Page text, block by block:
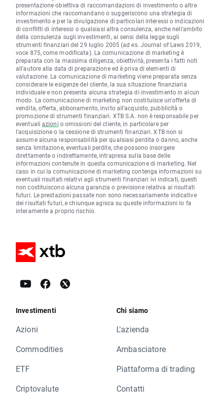
presentazione obiettiva di raccomandazioni di investimento o altre
informazioni che raccomandano o suggeriscono una strategia di
investimento e per la divulgazione di particolari interessi o indicazioni
di conflitti di interessi o qualsiasi altra consulenza, anche nell'ambito
della consulenza sugli investimenti, ai sensi della legge sugli
strumenti finanziari del 29 luglio 2005 (ad es. Journal of Laws 2019,
voce 875, come modificata). La comunicazione di marketing è
preparata con la massima diligenza, obiettività, presenta i fatti noti
all'autore alla data di preparazione ed è priva di elementi di
valutazione. La comunicazione di marketing viene preparata senza
considerare le esigenze del cliente, la sua situazione finanziaria
individuale e non presenta alcuna strategia di investimento in alcun
modo. La comunicazione di marketing non costituisce un'offerta di
vendita, offerta, abbonamento, invito all'acquisto, pubblicità o
promozione di strumenti finanziari. XTB S.A. non è responsabile per
eventuali azioni o omissioni del cliente, in particolare per
l'acquisizione o la cessione di strumenti finanziari. XTB non si
assume alcuna responsabilità per qualsiasi perdita o danno, anche
senza limitazione, eventuali perdite, che possono insorgere
direttamente o indirettamente, intrapresa sulla base delle
informazioni contenute in questa comunicazione di marketing. Nel
caso in cui la comunicazione di marketing contenga informazioni su
eventuali risultati relativi agli strumenti finanziari ivi indicati, questi
non costituiscono alcuna garanzia o previsione relativa ai risultati
futuri. Le prestazioni passate non sono necessariamente indicative
dei risultati futuri, e chiunque agisca su queste informazioni lo fa
interamente a proprio rischio.
Investimenti
Azioni
Commodities
ETF
Criptovalute
Chi siamo
L'azienda
Ambasciatore
Piattaforma di trading
Contatti